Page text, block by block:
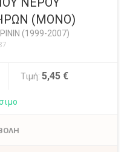
(ΜΟΝΟ)
(1999-2007)
Τιμή: 5,45 €